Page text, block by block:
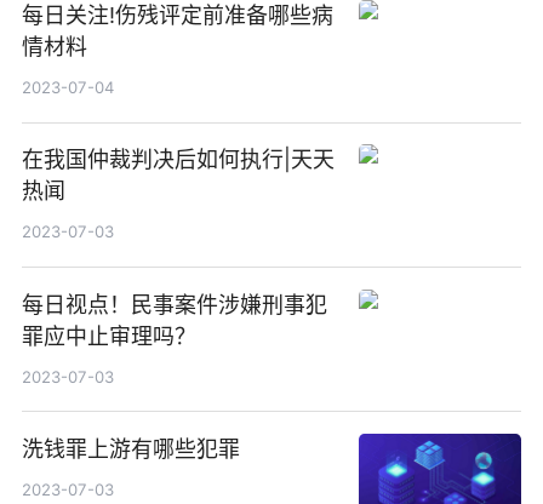
每日关注!伤残评定前准备哪些病
情材料
2023-07-04
在我国仲裁判决后如何执行|天天
热闻
2023-07-03
每日视点！民事案件涉嫌刑事犯
罪应中止审理吗？
2023-07-03
洗钱罪上游有哪些犯罪
2023-07-03